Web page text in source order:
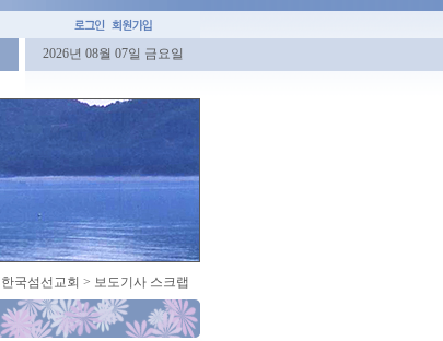
2026년 08월 07일 금요일
한국섬선교회 > 보도기사 스크랩